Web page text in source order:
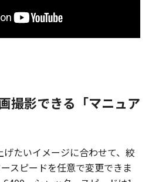
撮影できる「マニュア
たいイメージに合わせて、絞
スピードを任意で変更できま